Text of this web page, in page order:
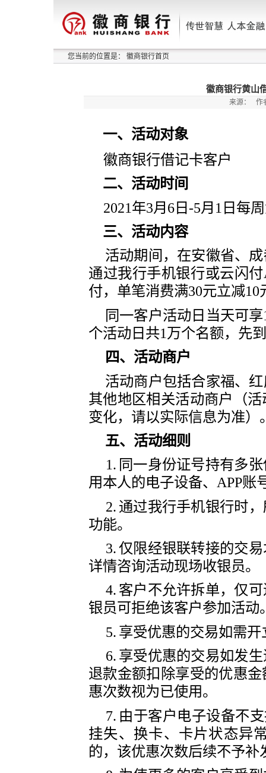
您当前的位置是： 徽商银行首页
徽商银行黄山
来源： 作